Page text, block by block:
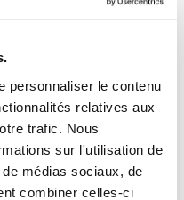
personnaliser le contenu
relatives aux
trafic. Nous
sur l'utilisation de
médias sociaux, de
combiner celles-ci
tâches connexes